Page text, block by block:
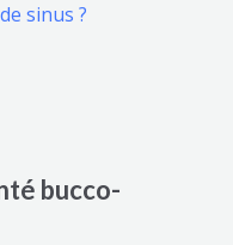
sinus ?
bucco-